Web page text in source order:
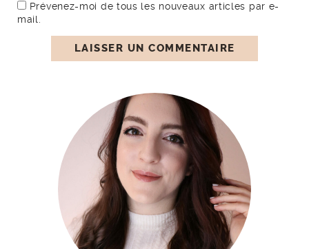
Prévenez-moi de tous les nouveaux articles par e-
mail.